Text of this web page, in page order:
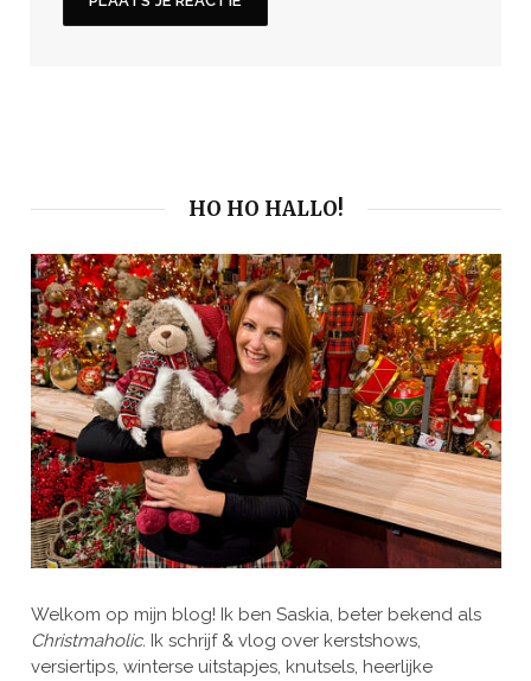
HO HO HALLO!
Welkom op mijn blog! Ik ben Saskia, beter bekend als
Christmaholic. Ik schrijf & vlog over kerstshows,
versiertips, winterse uitstapjes, knutsels, heerlijke